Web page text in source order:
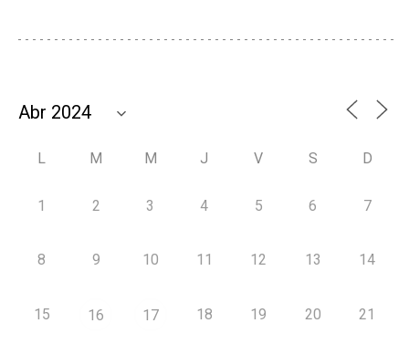
L M M J V S D
1 2 3 4 5 6 7
8 9 10 11 12 13 14
15 16 17 18 19 20 21